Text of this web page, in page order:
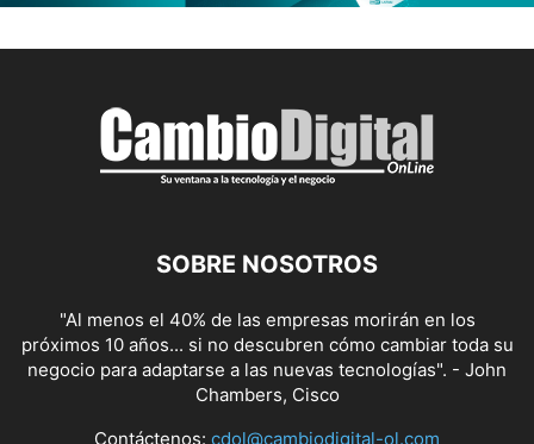
SOBRE NOSOTROS
"Al menos el 40% de las empresas morirán en los
próximos 10 años... si no descubren cómo cambiar toda su
negocio para adaptarse a las nuevas tecnologías". - John
Chambers, Cisco
Contáctenos: cdol@cambiodigital-ol.com